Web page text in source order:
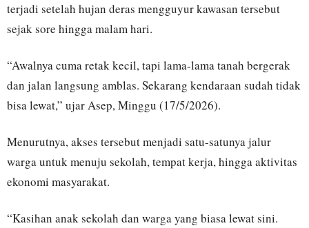
terjadi setelah hujan deras mengguyur kawasan tersebut
sejak sore hingga malam hari.
“Awalnya cuma retak kecil, tapi lama-lama tanah bergerak
dan jalan langsung amblas. Sekarang kendaraan sudah tidak
bisa lewat,” ujar Asep, Minggu (17/5/2026).
Menurutnya, akses tersebut menjadi satu-satunya jalur
warga untuk menuju sekolah, tempat kerja, hingga aktivitas
ekonomi masyarakat.
“Kasihan anak sekolah dan warga yang biasa lewat sini.